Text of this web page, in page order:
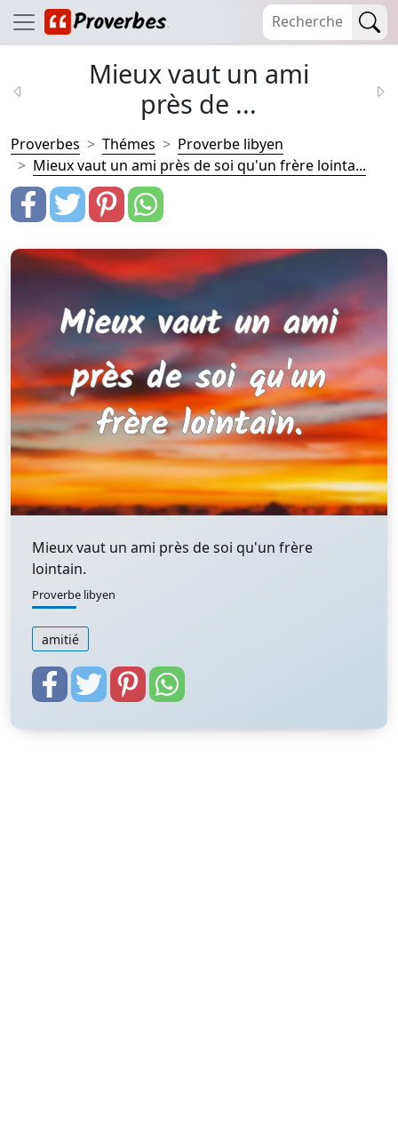
Mieux vaut un ami
près de ...
Proverbes Thémes
Proverbe libyen
Mieux vaut un ami près de soi qu'un frère lointa...
Mieux vaut un ami près de soi qu'un frère
lointain.
Proverbe libyen
amitié